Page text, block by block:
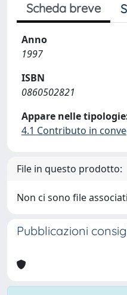
Scheda breve
Anno
1997
ISBN
0860502821
Appare nelle
4.1 Contributo in
File in questo prodotto:
Non ci sono file
Pubblicazioni